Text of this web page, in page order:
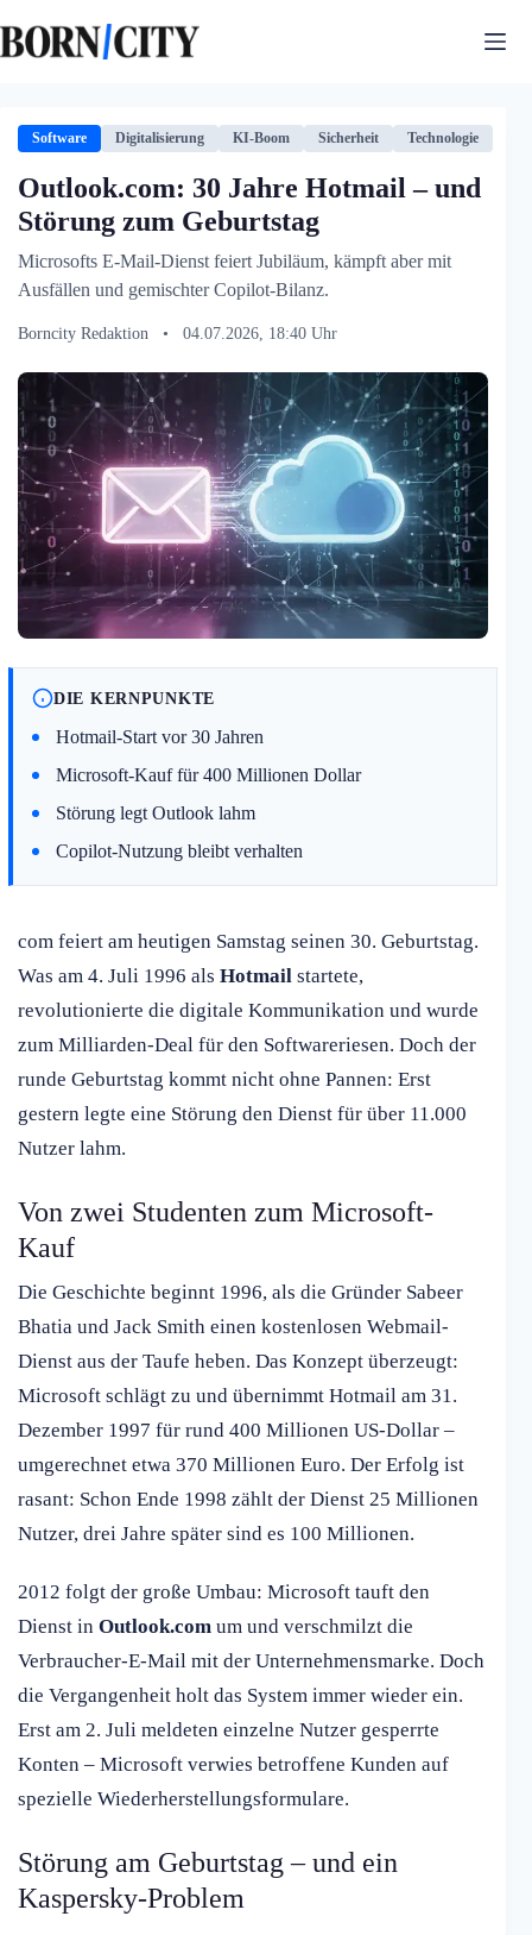
Inhalt
springen
Software Digitalisierung KI-Boom Sicherheit Technologie
Outlook.com: 30 Jahre Hotmail – und
Störung zum Geburtstag
Microsofts E-Mail-Dienst feiert Jubiläum, kämpft aber mit
Ausfällen und gemischter Copilot-Bilanz.
Borncity Redaktion • 04.07.2026, 18:40 Uhr
DIE KERNPUNKTE
Hotmail-Start vor 30 Jahren
Microsoft-Kauf für 400 Millionen Dollar
Störung legt Outlook lahm
Copilot-Nutzung bleibt verhalten
com feiert am heutigen Samstag seinen 30. Geburtstag.
Was am 4. Juli 1996 als Hotmail startete,
revolutionierte die digitale Kommunikation und wurde
zum Milliarden-Deal für den Softwareriesen. Doch der
runde Geburtstag kommt nicht ohne Pannen: Erst
gestern legte eine Störung den Dienst für über 11.000
Nutzer lahm.
Von zwei Studenten zum Microsoft-
Kauf
Die Geschichte beginnt 1996, als die Gründer Sabeer
Bhatia und Jack Smith einen kostenlosen Webmail-
Dienst aus der Taufe heben. Das Konzept überzeugt:
Microsoft schlägt zu und übernimmt Hotmail am 31.
Dezember 1997 für rund 400 Millionen US-Dollar –
umgerechnet etwa 370 Millionen Euro. Der Erfolg ist
rasant: Schon Ende 1998 zählt der Dienst 25 Millionen
Nutzer, drei Jahre später sind es 100 Millionen.
2012 folgt der große Umbau: Microsoft tauft den
Dienst in Outlook.com um und verschmilzt die
Verbraucher-E-Mail mit der Unternehmensmarke. Doch
die Vergangenheit holt das System immer wieder ein.
Erst am 2. Juli meldeten einzelne Nutzer gesperrte
Konten – Microsoft verwies betroffene Kunden auf
spezielle Wiederherstellungsformulare.
Störung am Geburtstag – und ein
Kaspersky-Problem